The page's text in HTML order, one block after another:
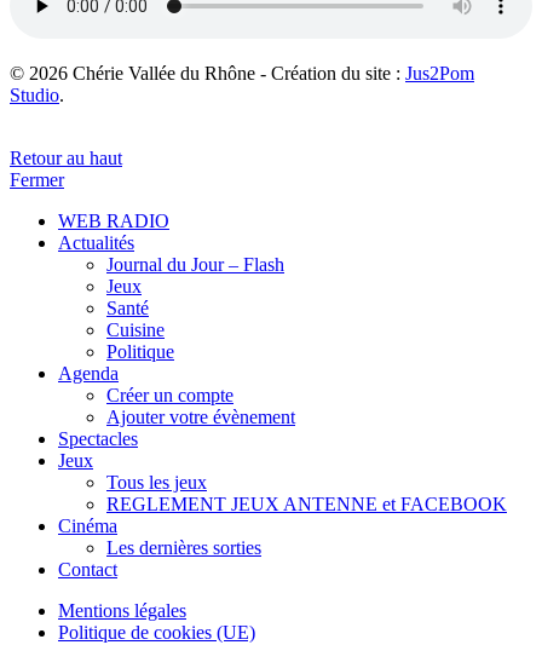
© 2026 Chérie Vallée du Rhône - Création du site : Jus2Pom
Studio.
Retour au haut
Fermer
WEB RADIO
Actualités
Journal du Jour – Flash
Jeux
Santé
Cuisine
Politique
Agenda
Créer un compte
Ajouter votre évènement
Spectacles
Jeux
Tous les jeux
REGLEMENT JEUX ANTENNE et FACEBOOK
Cinéma
Les dernières sorties
Contact
Mentions légales
Politique de cookies (UE)